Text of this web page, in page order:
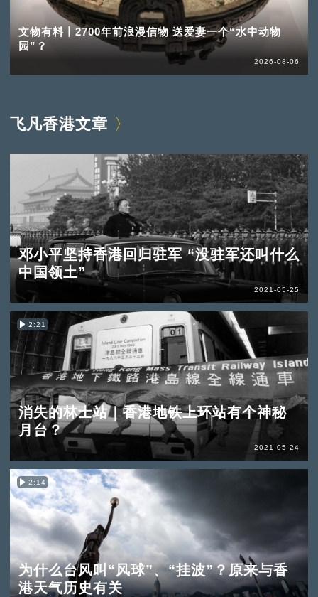
文物有料丨2700年前浪漫信物 送爱妻一个“水中动物
园”？
2026-08-06
飞凡香港文章
邓小平坚持香港回归驻军 “没驻军还叫什么
中国领土”
2021-05-25
2:21
消失的林士站｜香港地铁上环站有个神秘
月台？
2021-05-24
2:14
为什么台风叫“风球”、“挂波”？原来与香
港天气历史有关